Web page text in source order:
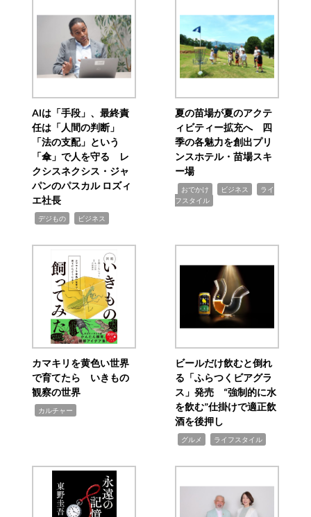
AIは「手段」、最終責
任は「人間の判断」
「法の支配」という
「傘」で人を守る レ
クシスネクシス・ジャ
パンのパスカル ロズィ
エ社長
デジもの ビジネス
夏の苗場が夏のアクテ
ィビティー拡充へ 四
季の各魅力を創出プリ
ンスホテル・苗場スキ
ー場
おでかけ ビジネス
ライ
フスタイル
カマキリを黄色い世界
で育てたら いきもの
観察の世界
カルチャー
ビールだけ飲むと倒れ
る「ふらつくビアグラ
ス」発売 “強制的に水
を飲む”仕掛けで適正飲
酒を後押し
グルメ ライフスタイル